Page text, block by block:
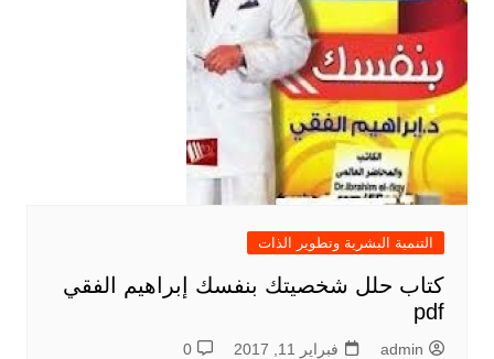
التنمية البشرية وتطوير الذات
كتاب حلل شخصيتك بنفسك إبراهيم الفقي
pdf
admin فبراير 11, 2017 0